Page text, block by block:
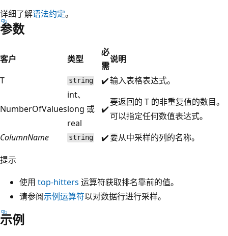
详细了解语法约定。
参数
客户 类型
必
需
说明
T
string ✔️输入表格表达式。
NumberOfValues
int、
long 或
real
✔️
要返回的 T 的非重复值的数目。
可以指定任何数值表达式。
ColumnName
string ✔️要从中采样的列的名称。
提示
使用 top-hitters 运算符获取排名靠前的值。
请参阅示例运算符以对数据行进行采样。
示例